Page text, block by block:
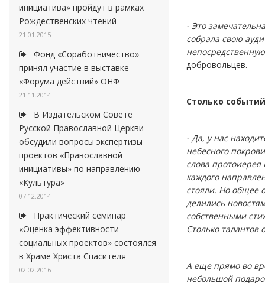
инициатива» пройдут в рамках
Рождественских чтений
21.01.2015
Фонд «Соработничество»
принял участие в выставке
«Форума действий» ОНФ
21.11.2014
В Издательском Совете
Русской Православной Церкви
обсудили вопросы экспертизы
проектов «Православной
инициативы» по направлению
«Культура»
07.12.2014
Практический семинар
«Оценка эффективности
социальных проектов» состоялся
в Храме Христа Спасителя
02.02.2016
- Это
собрала свою
добровольцев.
Столько
- Да, у нас
небесного
слова
каждого
стояли. Но общее
делились
собственными
Столько талантов
А еще прямо во
небольшой